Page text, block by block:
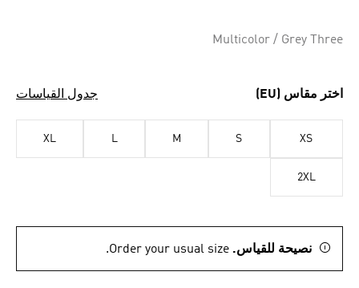
Multicolor / Grey Three
اختر مقاس (EU) جدول القياسات
XS
S
M
L
XL
2XL
نصيحة للقياس. Order your usual size.